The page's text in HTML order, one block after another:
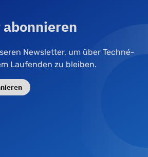
Newsletter, um über Techné-
Laufenden zu bleiben.